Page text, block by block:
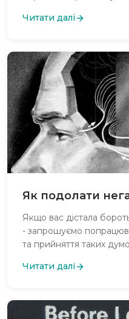
довіру?
Читати далі
Як подолати
Якщо вас дістала
- запрошуємо
та прийняття таких
здоровому способі
звернення за
Читати далі